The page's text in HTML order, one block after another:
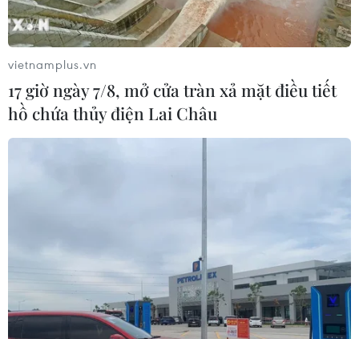
Những thị trường xuất khẩu
càphê chính của Việt Nam năm 2024
20/01/2025 03:32
Năm 2024, xuất khẩu càphê của Việt Nam lập mốc kỷ
vietnamplus.vn
17 giờ ngày 7/8, mở cửa tràn xả mặt điều tiết
hồ chứa thủy điện Lai Châu